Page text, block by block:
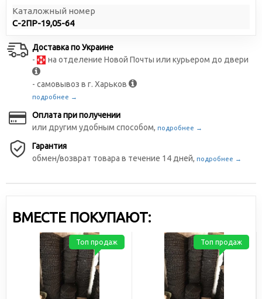
Каталожный номер
С-2ПР-19,05-64
Доставка по Украине
-
на отделение Новой Почты или курьером до двери
- самовывоз в г. Харьков
подробнее →
Оплата при получении
или другим удобным способом, подробнее →
Гарантия
обмен/возврат товара в течение 14 дней, подробнее →
ВМЕСТЕ ПОКУПАЮТ:
Топ продаж Топ продаж